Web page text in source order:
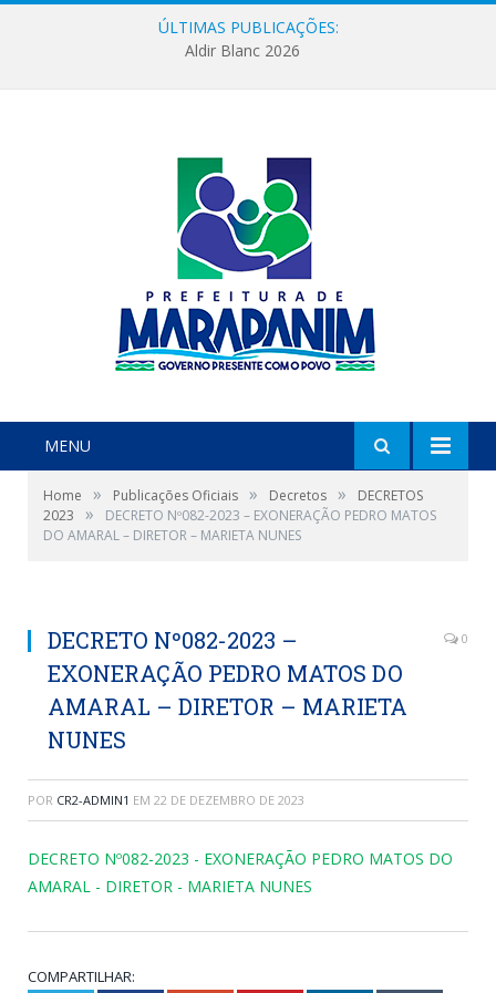
ÚLTIMAS PUBLICAÇÕES:
Aldir Blanc 2026
MENU
Home » Publicações Oficiais » Decretos »
DECRETOS
2023
»
DECRETO Nº082-2023 – EXONERAÇÃO PEDRO MATOS
DO AMARAL – DIRETOR – MARIETA NUNES
DECRETO Nº082-2023 –
EXONERAÇÃO PEDRO MATOS DO
AMARAL – DIRETOR – MARIETA
NUNES
0
POR CR2-ADMIN1 EM 22 DE DEZEMBRO DE 2023
DECRETO Nº082-2023 - EXONERAÇÃO PEDRO MATOS DO
AMARAL - DIRETOR - MARIETA NUNES
COMPARTILHAR: